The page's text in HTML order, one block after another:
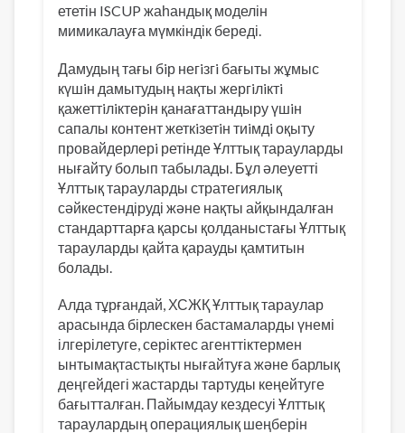
ететін ISCUP жаһандық моделін
мимикалауға мүмкіндік береді.
Дамудың тағы бiр негiзгi бағыты жұмыс
күшiн дамытудың нақты жергiлiктi
қажеттiлiктерiн қанағаттандыру үшiн
сапалы контент жеткiзетiн тиiмдi оқыту
провайдерлерi ретінде Ұлттық тарауларды
нығайту болып табылады. Бұл әлеуетті
Ұлттық тарауларды стратегиялық
сәйкестендіруді және нақты айқындалған
стандарттарға қарсы қолданыстағы Ұлттық
тарауларды қайта қарауды қамтитын
болады.
Алда тұрғандай, ХСЖҚ Ұлттық тараулар
арасында бірлескен бастамаларды үнемі
ілгерілетуге, серіктес агенттіктермен
ынтымақтастықты нығайтуға және барлық
деңгейдегі жастарды тартуды кеңейтуге
бағытталған. Пайымдау кездесуі Ұлттық
тараулардың операциялық шеңберін